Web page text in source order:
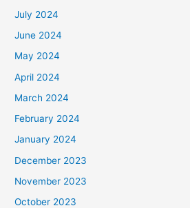
July 2024
June 2024
May 2024
April 2024
March 2024
February 2024
January 2024
December 2023
November 2023
October 2023